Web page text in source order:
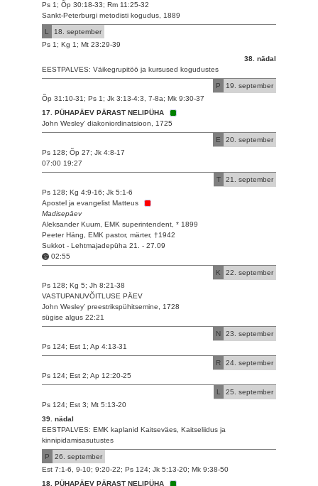
Ps 1; Õp 30:18-33; Rm 11:25-32
Sankt-Peterburgi metodisti kogudus, 1889
L
18. september
Ps 1; Kg 1; Mt 23:29-39
38. nädal
EESTPALVES: Väikegrupitöö ja kursused kogudustes
P
19. september
Õp 31:10-31; Ps 1; Jk 3:13-4:3, 7-8a; Mk 9:30-37
17. PÜHAPÄEV PÄRAST NELIPÜHA
John Wesley’ diakoniordinatsioon, 1725
E
20. september
Ps 128; Õp 27; Jk 4:8-17
07:00 19:27
T
21. september
Ps 128; Kg 4:9-16; Jk 5:1-6
Apostel ja evangelist Matteus
Madisepäev
Aleksander Kuum, EMK superintendent, * 1899
Peeter Häng, EMK pastor, märter, †1942
Sukkot - Lehtmajadepüha 21. - 27.09
02:55
K
22. september
Ps 128; Kg 5; Jh 8:21-38
VASTUPANUVÕITLUSE PÄEV
John Wesley’ preestrikspühitsemine, 1728
sügise algus 22:21
N
23. september
Ps 124; Est 1; Ap 4:13-31
R
24. september
Ps 124; Est 2; Ap 12:20-25
L
25. september
Ps 124; Est 3; Mt 5:13-20
39. nädal
EESTPALVES: EMK kaplanid Kaitseväes, Kaitseliidus ja
kinnipidamisasutustes
P
26. september
Est 7:1-6, 9-10; 9:20-22; Ps 124; Jk 5:13-20; Mk 9:38-50
18. PÜHAPÄEV PÄRAST NELIPÜHA